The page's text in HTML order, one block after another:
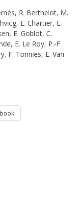
R. Berthelot, M.
E. Chartier, L.
E. Goblot, C.
E. Le Roy, P.-F.
F. Tönnies, E. Van